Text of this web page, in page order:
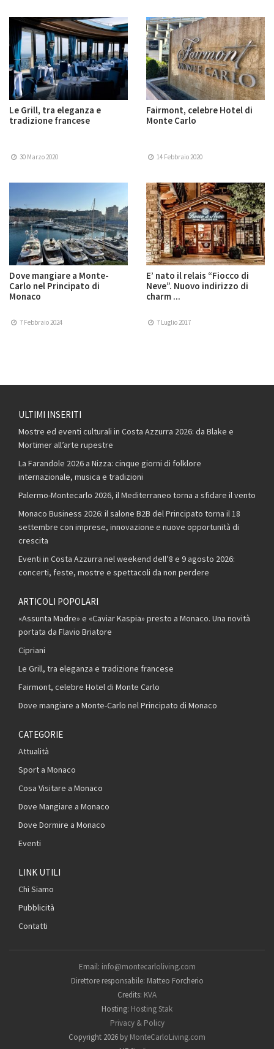
Le Grill, tra eleganza e
tradizione francese
30 Marzo 2020
Fairmont, celebre Hotel di
Monte Carlo
14 Febbraio 2020
Dove mangiare a Monte-
Carlo nel Principato di
Monaco
7 Febbraio 2024
E’ nato il relais “Fiocco di
Neve”. Nuovo indirizzo di
charm ...
7 Luglio 2017
ULTIMI INSERITI
Mostre ed eventi culturali in Costa Azzurra 2026: da Blake e
Mortimer all’arte rupestre
La Farandole 2026 a Nizza: cinque giorni di folklore
internazionale, musica e tradizioni
Palermo-Montecarlo 2026, il Mediterraneo torna a sfidare il vento
Monaco Business 2026: il salone B2B del Principato torna il 18
settembre con imprese, innovazione e nuove opportunità di
crescita
Eventi in Costa Azzurra nel weekend dell’8 e 9 agosto 2026:
concerti, feste, mostre e spettacoli da non perdere
ARTICOLI POPOLARI
«Assunta Madre» e «Caviar Kaspia» presto a Monaco. Una novità
portata da Flavio Briatore
Cipriani
Le Grill, tra eleganza e tradizione francese
Fairmont, celebre Hotel di Monte Carlo
Dove mangiare a Monte-Carlo nel Principato di Monaco
CATEGORIE
Attualità
Sport a Monaco
Cosa Visitare a Monaco
Dove Mangiare a Monaco
Dove Dormire a Monaco
Eventi
LINK UTILI
Chi Siamo
Pubblicità
Contatti
Email: info@montecarloliving.com
Direttore responsabile: Matteo Forcherio
Credits: KVA
Hosting: Hosting Stak
Privacy & Policy
Copyright 2026 by MonteCarloLiving.com